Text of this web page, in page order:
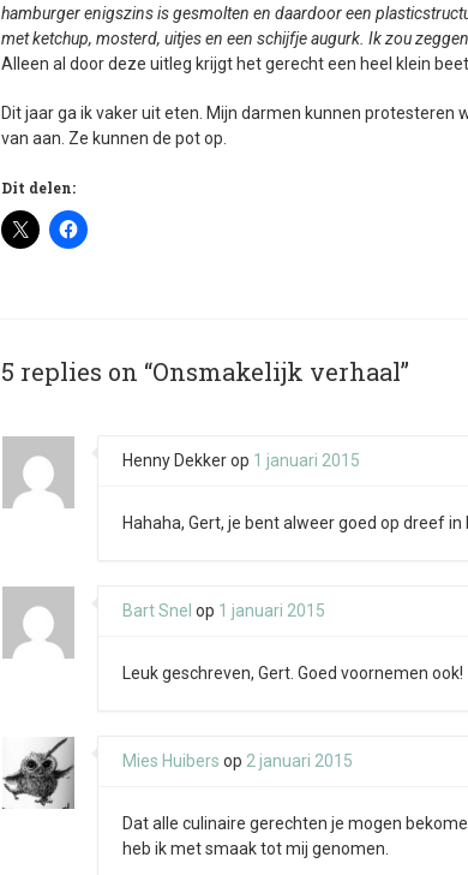
hamburger enigszins is gesmolten en daardoor een
met ketchup, mosterd, uitjes en een schijfje augurk. Ik zou
Alleen al door deze uitleg krijgt het gerecht een heel klein
Dit jaar ga ik vaker uit eten. Mijn darmen kunnen protesteren
van aan. Ze kunnen de pot op.
Dit delen:
5 replies on “Onsmakelijk verhaal”
Henny Dekkerop 1 januari 2015
Hahaha, Gert, je bent alweer goed op dreef
Bart Snel op 1 januari 2015
Leuk geschreven, Gert. Goed voornemen ook!
Mies Huibers op 2 januari 2015
Dat alle culinaire gerechten je mogen
heb ik met smaak tot mij genomen.